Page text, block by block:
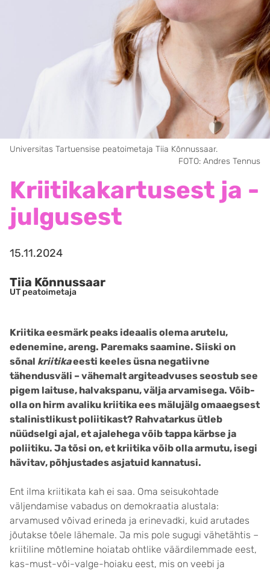
Universitas Tartuensise peatoimetaja Tiia Kõnnussaar.
FOTO: Andres Tennus
Kriitikakartusest ja -
julgusest
15.11.2024
Tiia Kõnnussaar
UT peatoimetaja
Kriitika eesmärk peaks ideaalis olema arutelu,
edenemine, areng. Paremaks saamine. Siiski on
sõnal kriitikaeesti keeles üsna negatiivne
tähendusväli – vähemalt argiteadvuses seostub see
pigem laituse, halvakspanu, välja arvamisega. Võib-
olla on hirm avaliku kriitika ees mälujälg omaaegsest
stalinistlikust poliitikast? Rahvatarkus ütleb
nüüdselgi ajal, et ajalehega võib tappa kärbse ja
poliitiku. Ja tõsi on, et kriitika võib olla armutu, isegi
hävitav, põhjustades asjatuid kannatusi.
Ent ilma kriitikata kah ei saa. Oma seisukohtade
väljendamise vabadus on demokraatia alustala:
arvamused võivad erineda ja erinevadki, kuid arutades
jõutakse tõele lähemale. Ja mis pole sugugi vähetähtis –
kriitiline mõtlemine hoiatab ohtlike väärdilemmade eest,
kas-must-või-valge-hoiaku eest, mis on veebi ja